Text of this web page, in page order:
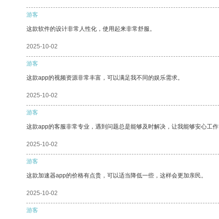
游客
这款软件的设计非常人性化，使用起来非常舒服。
2025-10-02
游客
这款app的视频资源非常丰富，可以满足我不同的娱乐需求。
2025-10-02
游客
这款app的客服非常专业，遇到问题总是能够及时解决，让我能够安心工
2025-10-02
游客
这款加速器app的价格有点贵，可以适当降低一些，这样会更加亲民。
2025-10-02
游客